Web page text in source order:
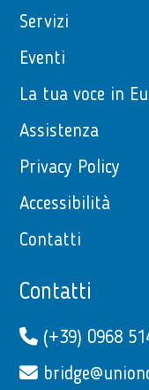
Servizi
Eventi
La tua voce in
Assistenza
Privacy Policy
Accessibilità
Contatti
Contatti
(+39) 0968